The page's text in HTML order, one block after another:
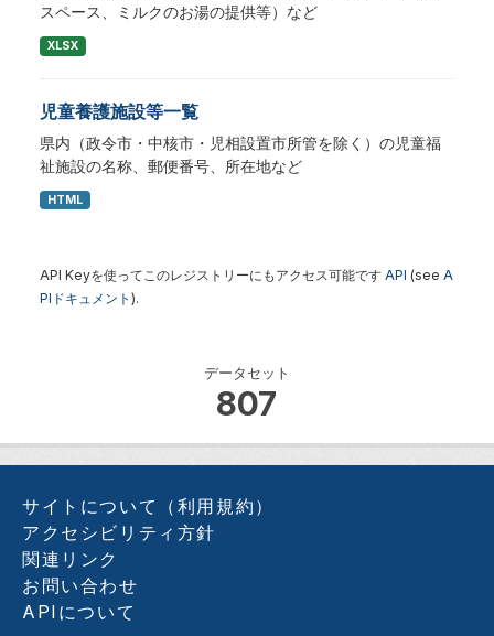
データセット
807
スペース、ミルクのお湯の提供等）など
XLSX
児童養護施設等一覧
県内（政令市・中核市・児相設置市所管を除く）の児童福
祉施設の名称、郵便番号、所在地など
HTML
API Keyを使ってこのレジストリーにもアクセス可能です API (see A
PIドキュメント ).
サイトについて（利用規約）
アクセシビリティ方針
関連リンク
お問い合わせ
APIについて